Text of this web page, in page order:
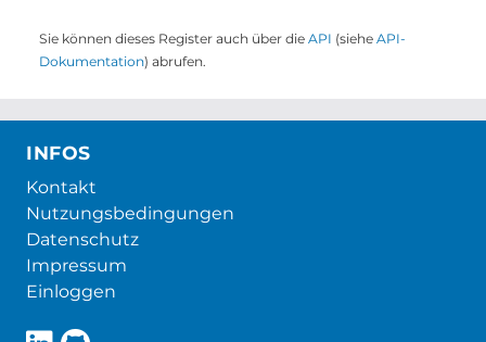
Sie können dieses Register auch über die API (siehe API-
Dokumentation) abrufen.
INFOS
Kontakt
Nutzungsbedingungen
Datenschutz
Impressum
Einloggen